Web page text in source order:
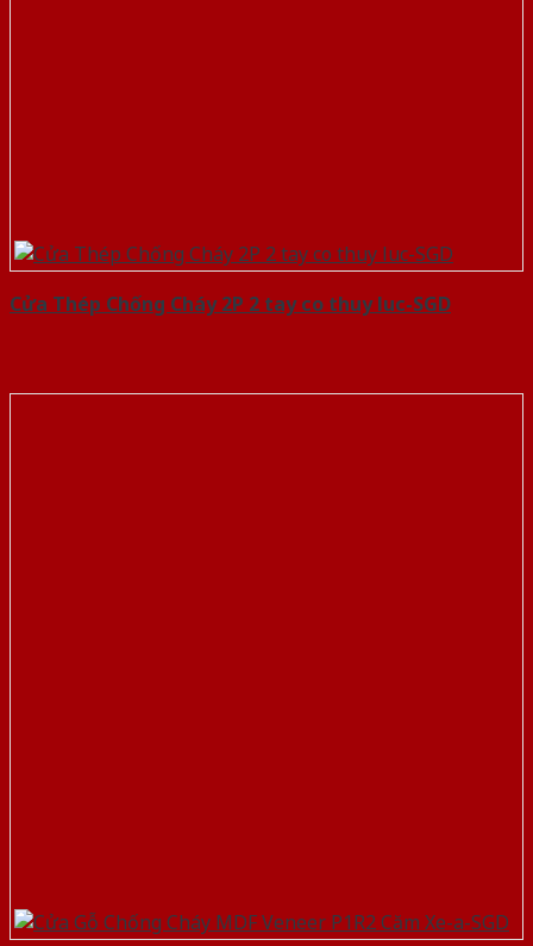
Cửa Thép Chống Cháy 2P 2 tay co thuy luc-SGD